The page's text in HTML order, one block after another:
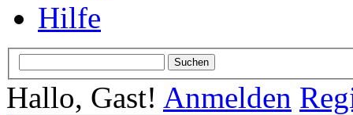
Hilfe
Hallo, Gast! Anmelden